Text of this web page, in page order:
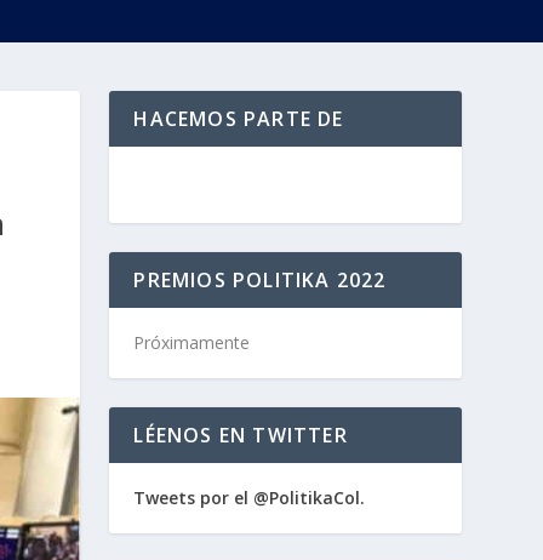
HACEMOS PARTE DE
PREMIOS POLITIKA 2022
Próximamente
LÉENOS EN TWITTER
Tweets por el @PolitikaCol.